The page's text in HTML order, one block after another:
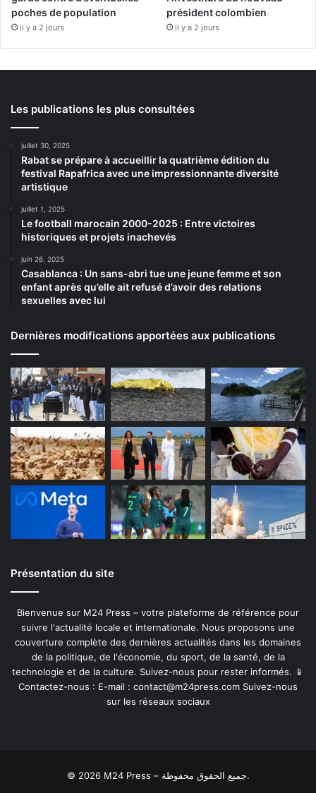
poches de population
il y a 2 jours
président colombien
il y a 2 jours
Les publications les plus consultées
juillet 30, 2025
Rabat se prépare à accueillir la quatrième édition du
festival Rapafrica avec une impressionnante diversité
artistique
juillet 1, 2025
Le football marocain 2000-2025 : Entre victoires
historiques et projets inachevés
juin 26, 2025
Casablanca : Un sans-abri tue une jeune femme et son
enfant après qu’elle ait refusé d’avoir des relations
sexuelles avec lui
Dernières modifications apportées aux publications
Présentation du site
Bienvenue sur M24 Press – votre plateforme de référence pour
suivre l'actualité locale et internationale. Nous proposons une
couverture complète des dernières actualités dans les domaines
de la politique, de l'économie, du sport, de la santé, de la
technologie et de la culture. Suivez-nous pour rester informés. 📱
Contactez-nous : E-mail : contact@m24press.com Suivez-nous
sur les réseaux sociaux
© 2026 M24 Press – جميع الحقوق محفوظة.